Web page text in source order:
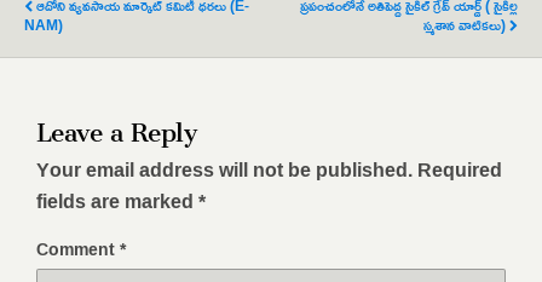
ఆదోని వ్యవసాయ మార్కెట్ కమిటీ ధరలు (E-
NAM)
ప్రపంచంలోనే అతిపెద్ద సైకిల్ గ్రేవ్ యార్డ్ ( సైకిల్ల
స్మశాన వాటికలు)
Leave a Reply
Your email address will not be published.Required
fields are marked*
Comment*